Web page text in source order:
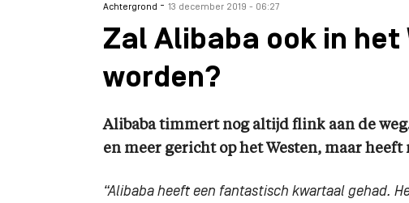
Achtergrond - 13 december 2019 - 06:27
Zal Alibaba ook in
worden?
Alibaba timmert nog altijd flink aan de
en meer gericht op het Westen, maar heeft
“Alibaba heeft een fantastisch kwartaal gehad.